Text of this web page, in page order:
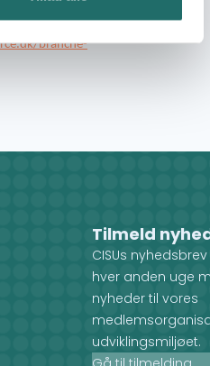
information
branche-
Tilmeld
CISUs
hver anden uge
nyheder til vores
udviklingsmiljøet.